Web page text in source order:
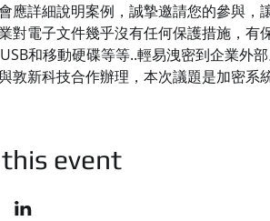
應詳細說明案例，誠摯邀請您的參與，
對電子文件幾乎沒有任何保護措施，
和移動硬碟等等..輕易洩密到企業外
敦新科技合作辦理，本次議題是加密系
event